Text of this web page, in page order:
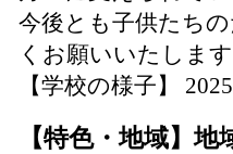
今後とも子供たち
くお願いいたしま
【学校の様子】
【特色・地域】